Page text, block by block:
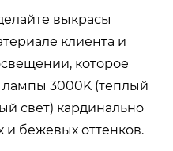
выкрасы
клиента и
которое
3000K (теплый
свет) кардинально
и бежевых оттенков.